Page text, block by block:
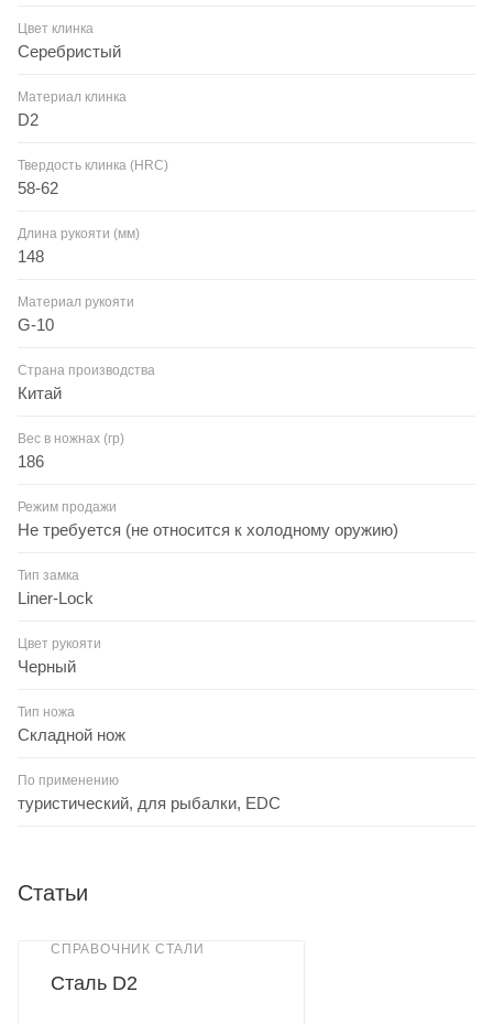
Цвет клинка
Серебристый
Материал клинка
D2
Твердость клинка (HRC)
58-62
Длина рукояти (мм)
148
Материал рукояти
G-10
Страна производства
Китай
Вес в ножнах (гр)
186
Режим продажи
Не требуется (не относится к холодному оружию)
Тип замка
Liner-Lock
Цвет рукояти
Черный
Тип ножа
Складной нож
По применению
туристический, для рыбалки, EDC
Статьи
СПРАВОЧНИК СТАЛИ
Сталь D2